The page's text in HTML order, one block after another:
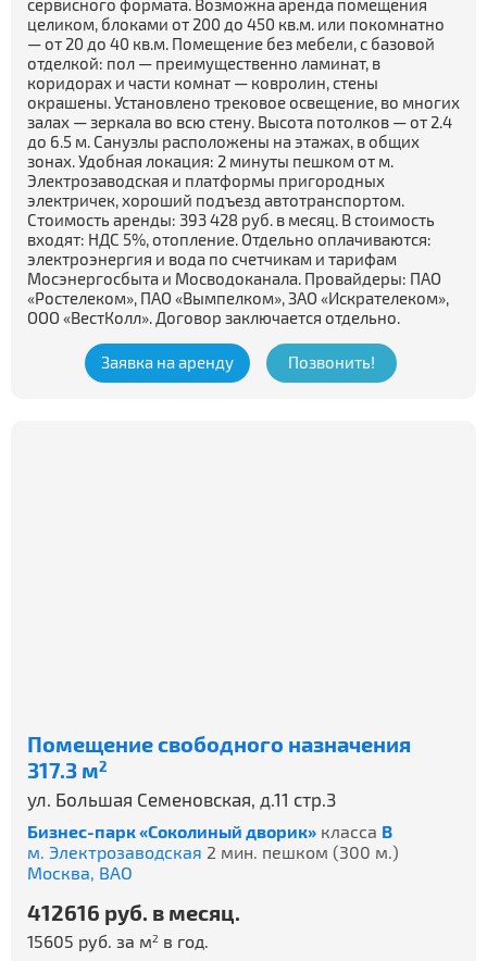
сервисного формата. Возможна аренда помещения
целиком, блоками от 200 до 450 кв.м. или покомнатно
— от 20 до 40 кв.м. Помещение без мебели, с базовой
отделкой: пол — преимущественно ламинат, в
коридорах и части комнат — ковролин, стены
окрашены. Установлено трековое освещение, во многих
залах — зеркала во всю стену. Высота потолков — от 2.4
до 6.5 м. Санузлы расположены на этажах, в общих
зонах. Удобная локация: 2 минуты пешком от м.
Электрозаводская и платформы пригородных
электричек, хороший подъезд автотранспортом.
Стоимость аренды: 393 428 руб. в месяц. В стоимость
входят: НДС 5%, отопление. Отдельно оплачиваются:
электроэнергия и вода по счетчикам и тарифам
Мосэнергосбыта и Мосводоканала. Провайдеры: ПАО
«Ростелеком», ПАО «Вымпелком», ЗАО «Искрателеком»,
ООО «ВестКолл». Договор заключается отдельно.
Заявка на аренду Позвонить!
Помещение свободного назначения
317.3 м2
ул. Большая Семеновская, д.11 стр.3
Бизнес-парк «Соколиный дворик» класса B
м. Электрозаводская 2 мин. пешком (300 м.)
Москва, ВАО
412616 руб. в месяц.
15605 руб. за м2 в год.